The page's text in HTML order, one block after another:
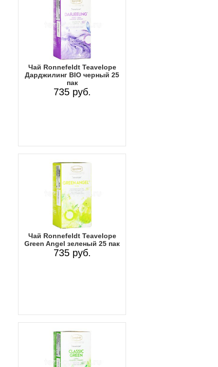
Чай Ronnefeldt Teavelope
Дарджилинг BIO черный 25
пак
735 руб.
Чай Ronnefeldt Teavelope
Green Angel зеленый 25 пак
735 руб.